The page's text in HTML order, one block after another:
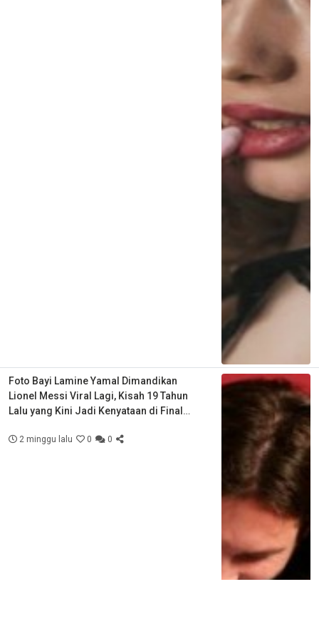
Foto Bayi Lamine Yamal Dimandikan
Lionel Messi Viral Lagi, Kisah 19 Tahun
Lalu yang Kini Jadi Kenyataan di Final
2 minggu lalu 0 0